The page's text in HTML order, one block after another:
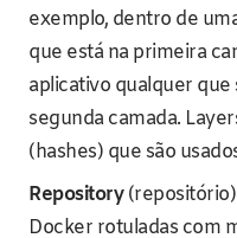
exemplo, dentro de
que está na primeira
aplicativo qualquer
segunda camada.
(hashes) que são
Repository(repositório)
Docker rotuladas com